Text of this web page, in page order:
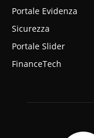
Portale Evidenza
Sicurezza
Portale Slider
FinanceTech